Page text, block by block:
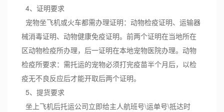
4、证明要求
宠物坐飞机或火车都需办理证明：动物检疫证明、运输器
械消毒证明、动物健康免疫证明。前两个证明在当地所在
区动物检疫所办理，后一证明在本地宠物医院办理。动物
检疫所要求：需托运的宠物必须打完疫苗半个月后，以检
疫无不良反应后才能开取后两个证明。
5、提货要求
坐上飞机后托运公司立即给主人航班号\运单号\抵达时